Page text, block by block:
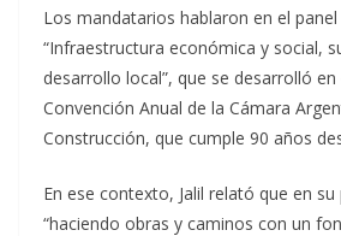
Los mandatarios hablaron en el
“Infraestructura económica y social,
desarrollo local”, que se desarrolló
Convención Anual de la Cámara
Construcción, que cumple 90 años
En ese contexto, Jalil relató que en
“haciendo obras y caminos con un